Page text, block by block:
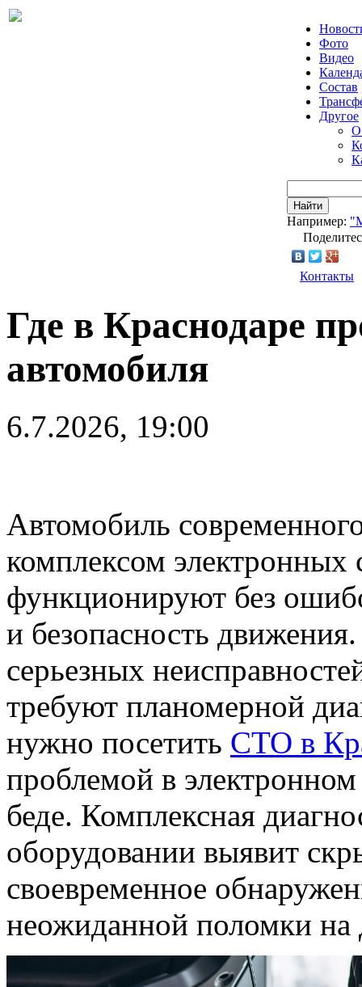
Фото
Видео
Состав
Другое
О
Найти
Например:
Контакты
Где в Краснодаре
автомобиля
6.7.2026, 19:00
Автомобиль
комплексом электронных
функционируют без
и безопасность
серьезных
требуют планомерной
нужно посетить СТО в
проблемой в
беде. Комплексная
оборудовании выявит
своевременное
неожиданной поломки на